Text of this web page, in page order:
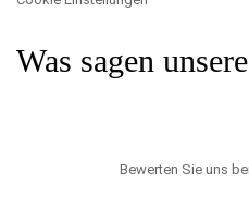
Was sagen
Bewerten Sie uns